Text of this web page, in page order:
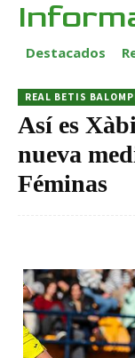
Destacados
REAL BETIS
Así es
nueva
Féminas